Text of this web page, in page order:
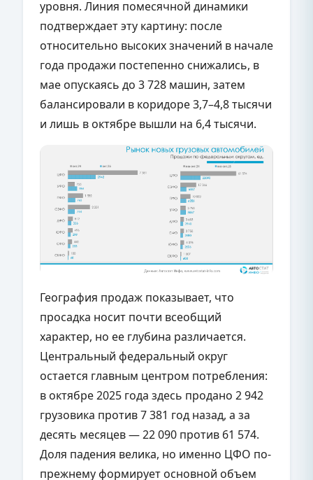
уровня. Линия помесячной динамики
подтверждает эту картину: после
относительно высоких значений в начале
года продажи постепенно снижались, в
мае опускаясь до 3 728 машин, затем
балансировали в коридоре 3,7–4,8 тысячи
и лишь в октябре вышли на 6,4 тысячи.
География продаж показывает, что
просадка носит почти всеобщий
характер, но ее глубина различается.
Центральный федеральный округ
остается главным центром потребления:
в октябре 2025 года здесь продано 2 942
грузовика против 7 381 год назад, а за
десять месяцев — 22 090 против 61 574.
Доля падения велика, но именно ЦФО по-
прежнему формирует основной объем